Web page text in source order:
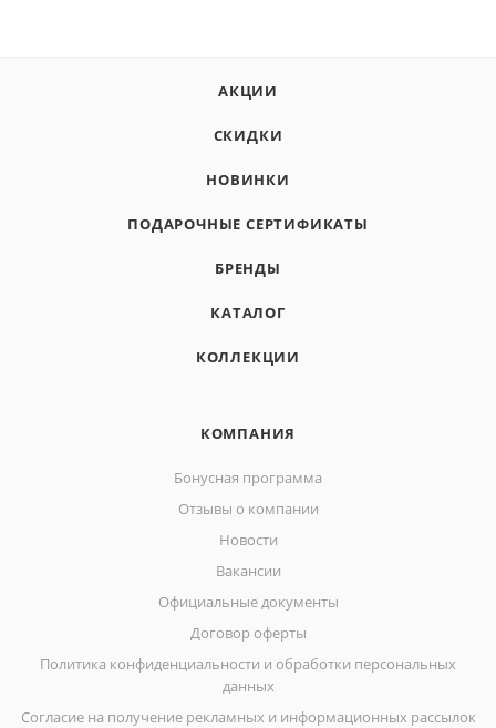
АКЦИИ
СКИДКИ
НОВИНКИ
ПОДАРОЧНЫЕ СЕРТИФИКАТЫ
БРЕНДЫ
КАТАЛОГ
КОЛЛЕКЦИИ
КОМПАНИЯ
Бонусная программа
Отзывы о компании
Новости
Вакансии
Официальные документы
Договор оферты
Политика конфиденциальности и обработки персональных
данных
Согласие на получение рекламных и информационных рассылок